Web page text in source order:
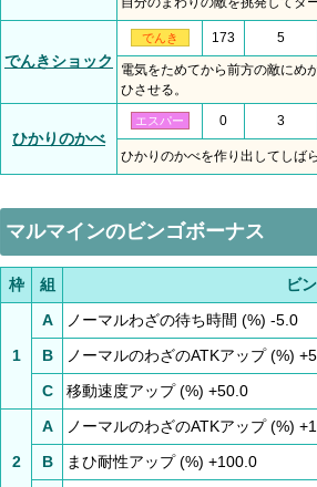
でんきショック
でんき 173 5
電気をためてから前方の敵にめ
ひさせる。
ひかりのかべ
エスパー 0 3
ひかりのかべを作り出してしば
マルマインのビンゴボーナス
枠 組 ビ
1
A
ノーマルわざの待ち時間 (%) -5.0
B
ノーマルのわざのATKアップ (%)
C
移動速度アップ (%) +50.0
2
A
ノーマルのわざのATKアップ (%)
B
まひ耐性アップ (%) +100.0